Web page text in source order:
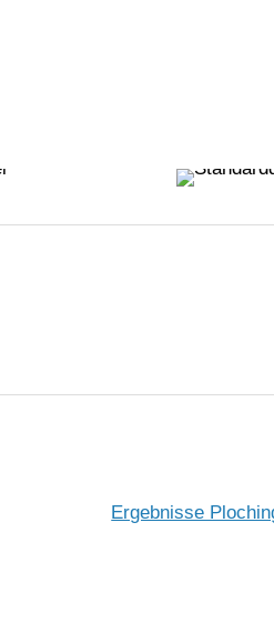
Ergebnisse